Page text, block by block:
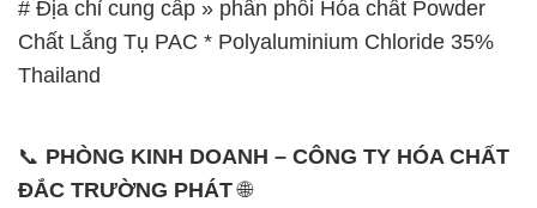
– 0933.920.505 – 028.3504.5555
– 028.3756.1835 – 028.3756.1840 –
– 0932.660.696 – 0901.326.566 – 0906.387.866 –
0902.765.866